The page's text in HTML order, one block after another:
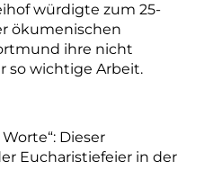
würdigte zum 25-
ökumenischen
ihre nicht
so wichtige Arbeit.
Worte“: Dieser
Eucharistiefeier in der